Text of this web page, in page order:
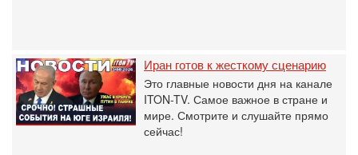
Иран готов к жесткому сценарию
Это главные новости дня на канале
ITON-TV. Самое важное в стране и
мире. Смотрите и слушайте прямо
сейчас!